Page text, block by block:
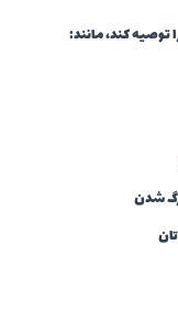
کند، مانند:
شدن